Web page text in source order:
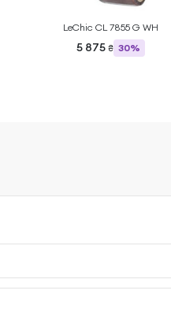
LeChic CL 7855 G WH
5 875 ₴ 30%